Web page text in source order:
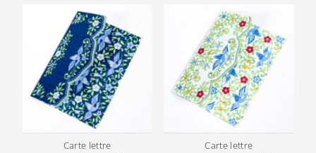
Carte lettre
Carte lettre